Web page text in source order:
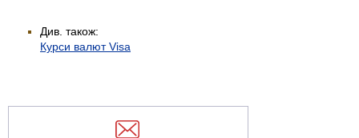
Див. також:
Курси валют Visa